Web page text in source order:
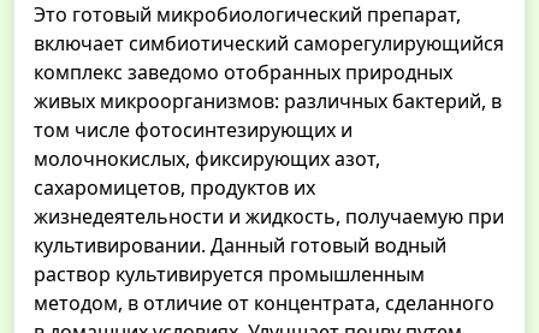
Это готовый микробиологический препарат,
включает симбиотический саморегулирующийся
комплекс заведомо отобранных природных
живых микроорганизмов: различных бактерий, в
том числе фотосинтезирующих и
молочнокислых, фиксирующих азот,
сахаромицетов, продуктов их
жизнедеятельности и жидкость, получаемую при
культивировании. Данный готовый водный
раствор культивируется промышленным
методом, в отличие от концентрата, сделанного